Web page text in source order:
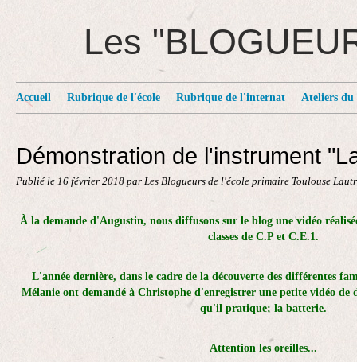
Les
Accueil Rubrique de l'école Rubrique de l'internat Ateliers du
Démonstration de l'instrument
Publié le 16 février 2018 par Les Blogueurs de l'école primaire Toulouse
À la demande d'Augustin, nous diffusons sur le blog une vidéo
classes de C.P et C.E.1.
L'année dernière, dans le cadre de la découverte des différentes
Mélanie ont demandé à Christophe d'enregistrer une petite vidéo
qu'il pratique; la batterie.
Attention les oreilles...